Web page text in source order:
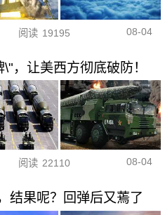
阅读 19195 08-04
，让美西方彻底破防！
阅读 22110 08-04
结果呢？回弹后又蔫了